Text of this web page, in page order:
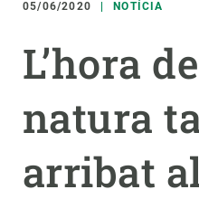
05/06/2020 NOTÍCIA
L’hora
natura
arribat
menu
CIÈNCIA EN ACCIÓ
UNEIX-TE A NOSALTRES